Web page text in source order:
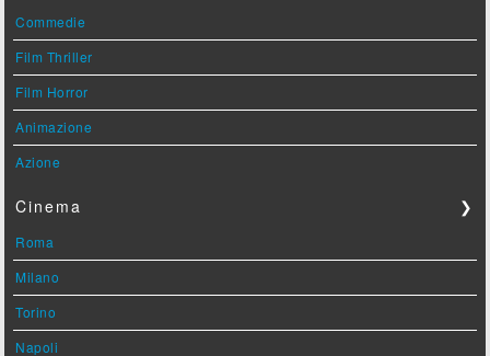
Commedie
Film Thriller
Film Horror
Animazione
Azione
Cinema ❯
Roma
Milano
Torino
Napoli